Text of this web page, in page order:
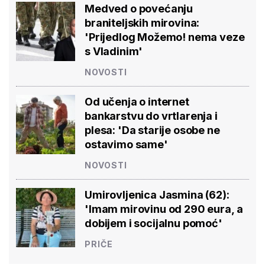
Medved o povećanju
braniteljskih mirovina:
'Prijedlog Možemo! nema veze
s Vladinim'
NOVOSTI
Od učenja o internet
bankarstvu do vrtlarenja i
plesa: 'Da starije osobe ne
ostavimo same'
NOVOSTI
Umirovljenica Jasmina (62):
'Imam mirovinu od 290 eura, a
dobijem i socijalnu pomoć'
PRIČE